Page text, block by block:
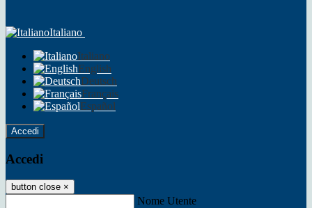
Italiano
Italiano
English
Deutsch
Français
Español
Accedi
Accedi
button close ×
Nome Utente